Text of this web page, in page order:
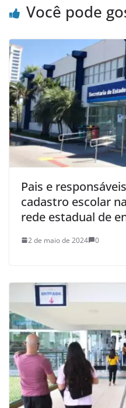
Você pode
Pais e
cadastro escolar
rede estadual de
2 de maio de 2024 0